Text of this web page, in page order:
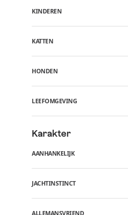
KINDEREN
KATTEN
HONDEN
LEEFOMGEVING
Karakter
AANHANKELIJK
JACHTINSTINCT
ALLEMANSVRIEND